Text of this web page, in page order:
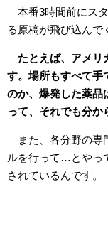
本番3時間前にス
る原稿が飛び込んで
たとえば、アメリ
す。場所もすべて手
のか、爆発した薬品
って、それでも分か
また、各分野の
ルを行って…とやっ
されているんです。